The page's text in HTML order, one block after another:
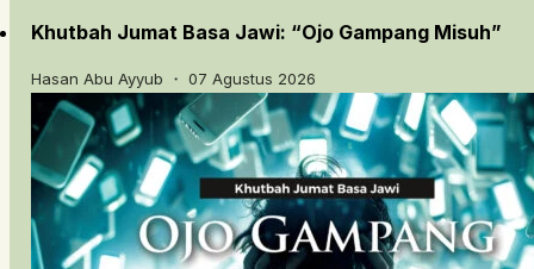
Khutbah Jumat Basa Jawi: “Ojo Gampang Misuh”
Hasan Abu Ayyub ・ 07 Agustus 2026